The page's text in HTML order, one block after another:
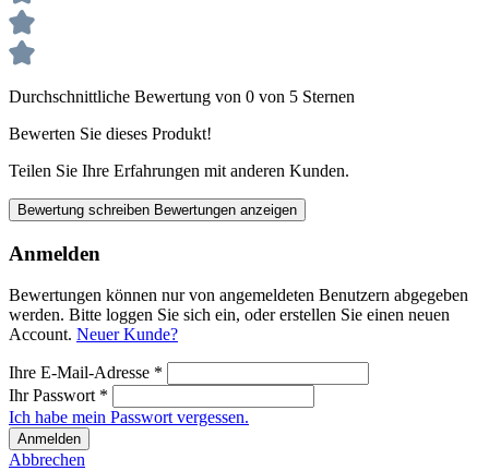
Durchschnittliche Bewertung von 0 von 5 Sternen
Bewerten Sie dieses Produkt!
Teilen Sie Ihre Erfahrungen mit anderen Kunden.
Bewertung schreiben Bewertungen anzeigen
Anmelden
Bewertungen können nur von angemeldeten Benutzern abgegeben
werden. Bitte loggen Sie sich ein, oder erstellen Sie einen neuen
Account. Neuer Kunde?
Ihre E-Mail-Adresse *
Ihr Passwort *
Ich habe mein Passwort vergessen.
Anmelden
Abbrechen